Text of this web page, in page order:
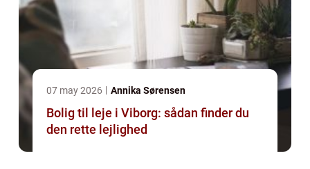
07 may 2026 Annika Sørensen
Bolig til leje i Viborg: sådan finder du
den rette lejlighed